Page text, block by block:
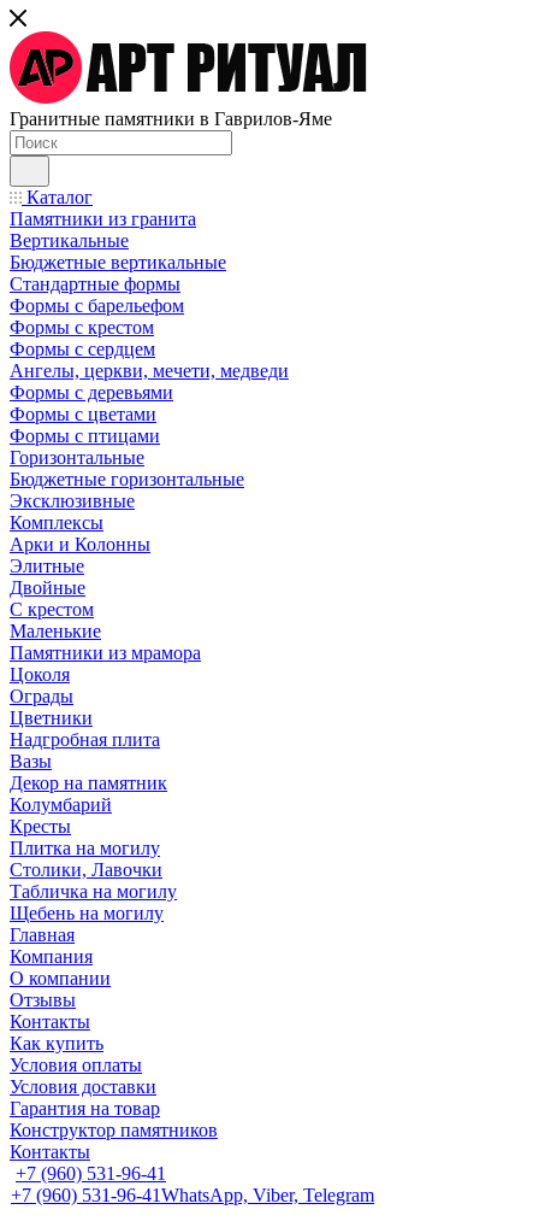
Гранитные памятники в Гаврилов-Яме
Каталог
Памятники из гранита
Вертикальные
Бюджетные вертикальные
Стандартные формы
Формы с барельефом
Формы с крестом
Формы с сердцем
Ангелы, церкви, мечети, медведи
Формы с деревьями
Формы с цветами
Формы с птицами
Горизонтальные
Бюджетные горизонтальные
Эксклюзивные
Комплексы
Арки и Колонны
Элитные
Двойные
С крестом
Маленькие
Памятники из мрамора
Цоколя
Ограды
Цветники
Надгробная плита
Вазы
Декор на памятник
Колумбарий
Кресты
Плитка на могилу
Столики, Лавочки
Табличка на могилу
Щебень на могилу
Главная
Компания
О компании
Отзывы
Контакты
Как купить
Условия оплаты
Условия доставки
Гарантия на товар
Конструктор памятников
Контакты
+7 (960) 531-96-41
+7 (960) 531-96-41WhatsApp, Viber, Telegram